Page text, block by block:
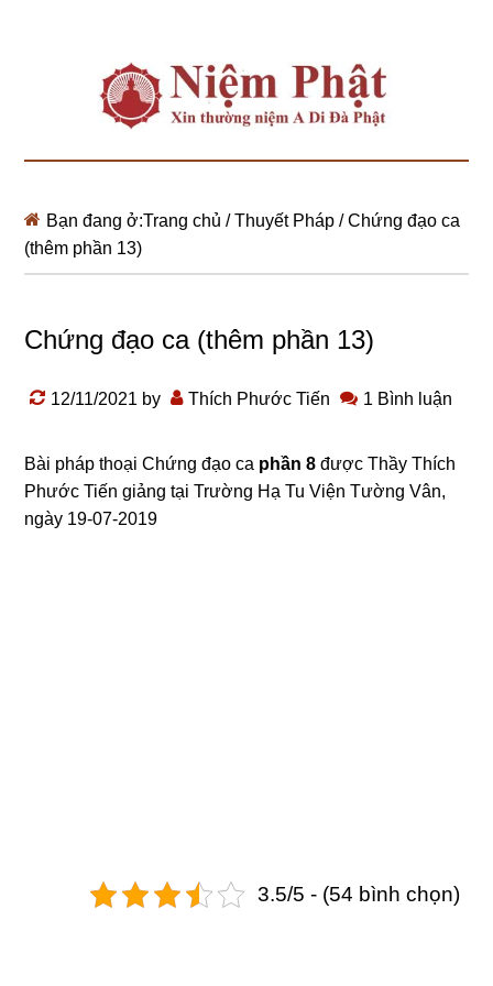
Bạn đang ở:Trang chủ / Thuyết Pháp /Chứng đạo ca
(thêm phần 13)
Chứng đạo ca (thêm phần 13)
12/11/2021 by Thích Phước Tiến 1 Bình luận
Bài pháp thoạiChứng đạo ca phần 8 được Thầy Thích
Phước Tiến giảng tại Trường Hạ Tu Viện Tường Vân,
ngày 19-07-2019
3.5/5 - (54 bình chọn)